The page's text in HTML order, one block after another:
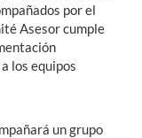
por el
Asesor cumple
los equipos
un grupo